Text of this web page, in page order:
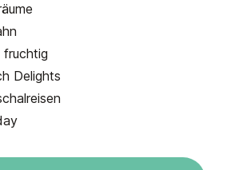
fruchtig
Delights